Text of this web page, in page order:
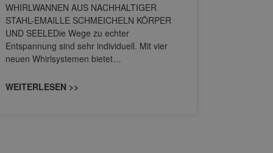
WHIRLWANNEN AUS NACHHALTIGER
STAHL-EMAILLE SCHMEICHELN KÖRPER
UND SEELEDie Wege zu echter
Entspannung sind sehr individuell. Mit vier
neuen Whirlsystemen bietet…
WEITERLESEN >>